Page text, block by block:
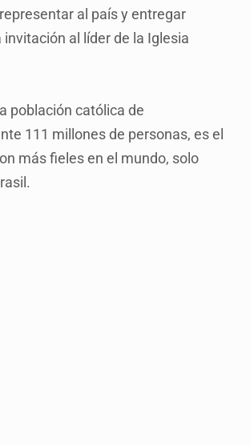
al país y entregar
al líder de la Iglesia
población católica de
111 millones de personas, es el
más fieles en el mundo, solo